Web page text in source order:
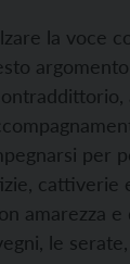
la voce
per
amarezza
le